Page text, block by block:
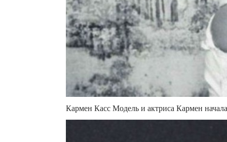
Кармен Касс Модель и актриса Кармен